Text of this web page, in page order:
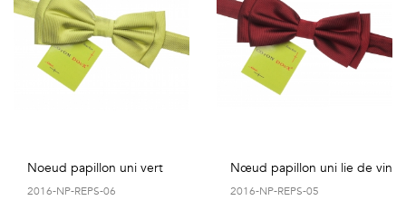
Noeud papillon uni vert
2016-NP-REPS-06
Nœud papillon uni lie de vin
2016-NP-REPS-05